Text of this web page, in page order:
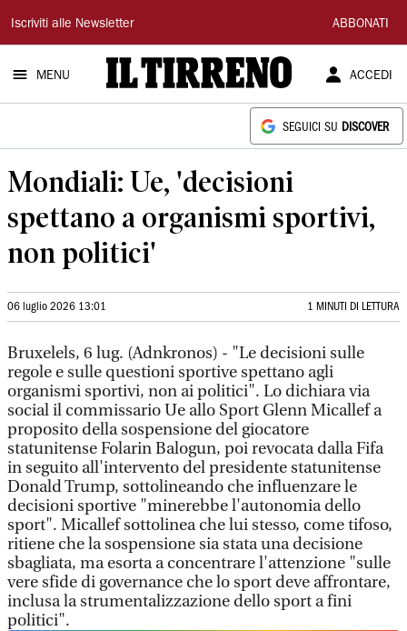
Il
Tirreno
Iscriviti alle Newsletter ABBONATI
MENU ACCEDI
SEGUICI SU DISCOVER
Mondiali: Ue, 'decisioni
spettano a organismi sportivi,
non politici'
06 luglio 2026 13:01 1 MINUTI DI LETTURA
Bruxelels, 6 lug. (Adnkronos) - "Le decisioni sulle
regole e sulle questioni sportive spettano agli
organismi sportivi, non ai politici". Lo dichiara via
social il commissario Ue allo Sport Glenn Micallef a
proposito della sospensione del giocatore
statunitense Folarin Balogun, poi revocata dalla Fifa
in seguito all'intervento del presidente statunitense
Donald Trump, sottolineando che influenzare le
decisioni sportive "minerebbe l'autonomia dello
sport". Micallef sottolinea che lui stesso, come tifoso,
ritiene che la sospensione sia stata una decisione
sbagliata, ma esorta a concentrare l'attenzione "sulle
vere sfide di governance che lo sport deve affrontare,
inclusa la strumentalizzazione dello sport a fini
politici".